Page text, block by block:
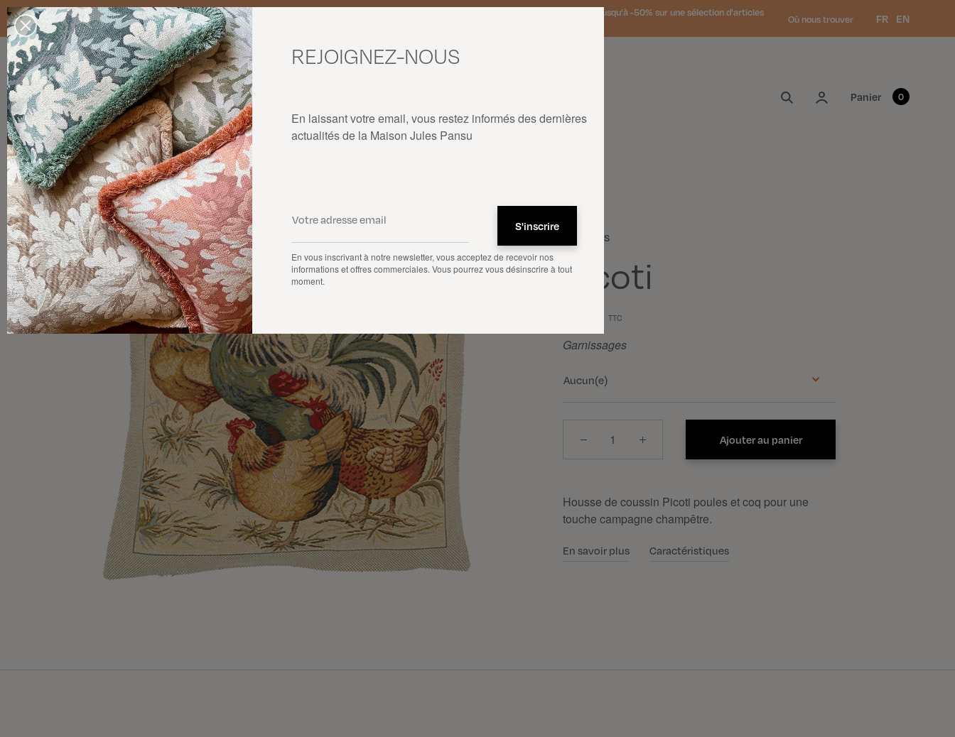
Livraison standard en France Métropolitaine, Belgique, Luxembourg, Pays-Bas et Allemagne offerte à partir de 150€ d'achat • SOLDES : jusqu'à -50% sur une sélection d'articles
dans la limite des stocks disponibles.
Où nous trouver Langue :
FR EN
Nos produits Collaborations La maison Mon compte
Panier 0
Coussins
Picoti
TTC
Garnissages
Aucun(e)
Ajouter au panier
Housse de coussin Picoti poules et coq pour une
touche campagne champêtre.
En savoir plus Caractéristiques
En vous inscrivant à notre newsletter, vous acceptez de recevoir nos
informations et offres commerciales. Vous pourrez vous désinscrire à tout
moment.
En laissant votre email, vous restez informés des dernières
actualités de la Maison Jules Pansu
REJOIGNEZ-NOUS